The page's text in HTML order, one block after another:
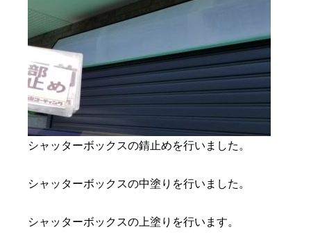
シャッターボックスの錆止めを行いました。
シャッターボックスの中塗りを行いました。
シャッターボックスの上塗りを行います。